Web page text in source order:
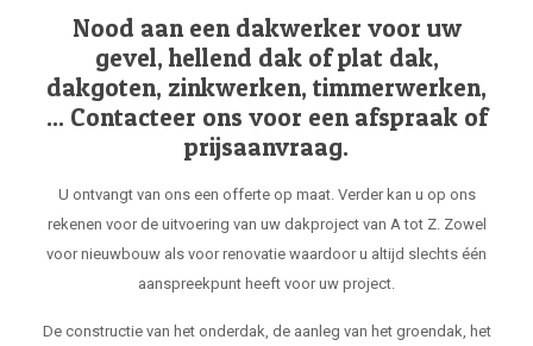
Nood aan een dakwerker voor uw
gevel, hellend dak of plat dak,
dakgoten, zinkwerken, timmerwerken,
... Contacteer ons voor een afspraak of
prijsaanvraag.
U ontvangt van ons een offerte op maat. Verder kan u op ons
rekenen voor de uitvoering van uw dakproject van A tot Z. Zowel
voor nieuwbouw als voor renovatie waardoor u altijd slechts één
aanspreekpunt heeft voor uw project.
De constructie van het onderdak, de aanleg van het groendak, het